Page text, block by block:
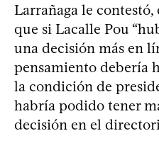
Larrañaga le
que si Lacalle Pou
una decisión más en
pensamiento debería
la condición de
habría podido tener
decisión en el